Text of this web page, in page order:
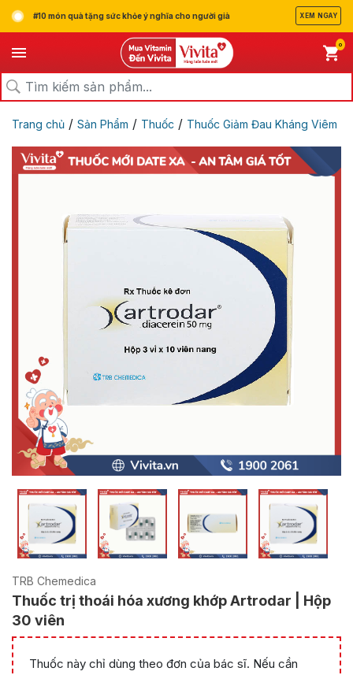
#10 món quà tặng sức khỏe ý nghĩa cho người già XEM NGAY
0
Trang chủ / Sản Phẩm / Thuốc / Thuốc Giảm Đau Kháng Viêm
TRB Chemedica
Thuốc trị thoái hóa xương khớp Artrodar | Hộp
30 viên
Thuốc này chỉ dùng theo đơn của bác sĩ. Nếu cần